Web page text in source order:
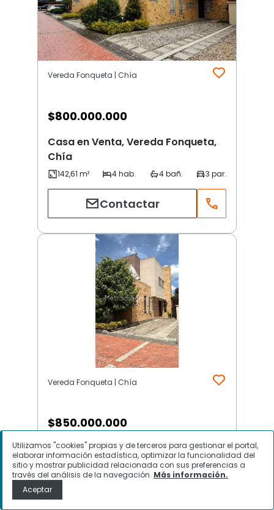
Vereda Fonqueta | Chía
$800.000.000
Casa en Venta, Vereda Fonqueta,
Chía
Contactar
Vereda Fonqueta | Chía
$850.000.000
Casa en Venta, Vereda Fonqueta,
Chía
Utilizamos "cookies" propias y de terceros para gestionar el portal,
elaborar información estadística, optimizar la funcionalidad del
sitio y mostrar publicidad relacionada con sus preferencias a
través del análisis de la navegación. Más información.
Aceptar